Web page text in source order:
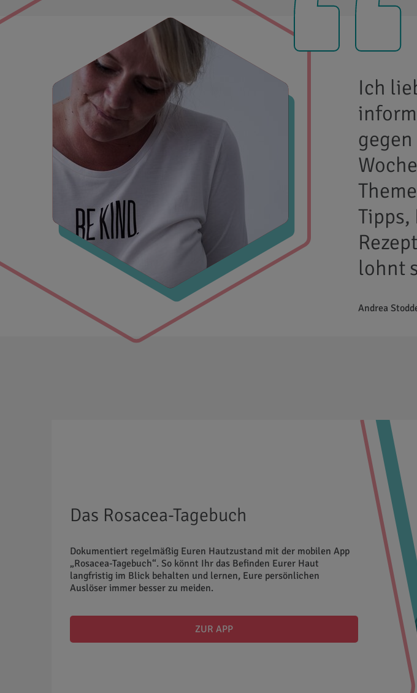
Ich
Tipps,
lohnt
Andrea
Das Rosacea-Tagebuch
Dokumentiert regelmäßig Euren Hautzustand mit der mobilen App
„Rosacea-Tagebuch“. So könnt Ihr das Befinden Eurer Haut
langfristig im Blick behalten und lernen, Eure persönlichen
Auslöser immer besser zu meiden.
ZUR APP